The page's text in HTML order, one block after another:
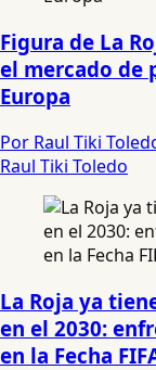
Figura de La
el mercado de
Europa
Por Raul Tiki
Raul Tiki Toledo
La Roja ya
en el 2030:
en la Fecha